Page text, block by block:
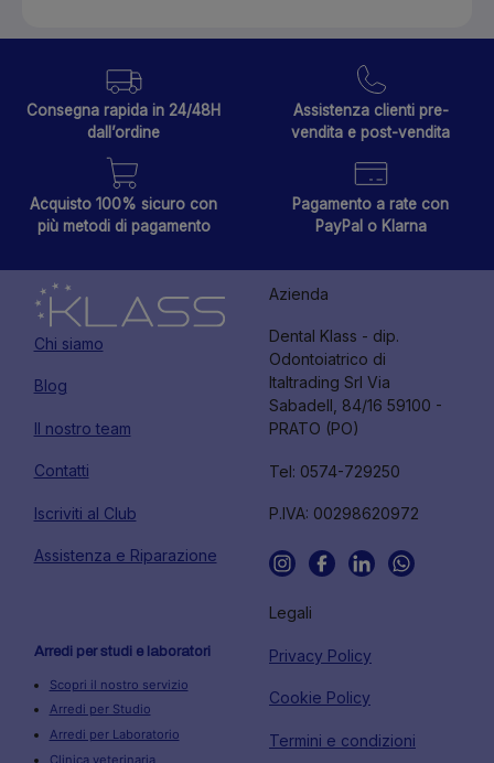
Consegna rapida in 24/48H
dall’ordine
Assistenza clienti pre-
vendita e post-vendita
Acquisto 100% sicuro con
più metodi di pagamento
Pagamento a rate con
PayPal o Klarna
Chi siamo
Blog
Il nostro team
Contatti
Iscriviti al Club
Assistenza e Riparazione
Azienda
Dental Klass - dip.
Odontoiatrico di
Italtrading Srl Via
Sabadell, 84/16 59100 -
PRATO (PO)
Tel: 0574-729250
P.IVA: 00298620972
Arredi per studi e laboratori
Scopri il nostro servizio
Arredi per Studio
Arredi per Laboratorio
Clinica veterinaria
Legali
Privacy Policy
Cookie Policy
Termini e condizioni